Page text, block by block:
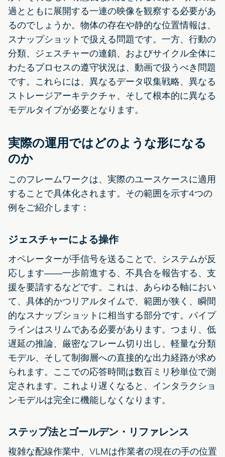
過とともに展開する一連の映像を観察する必要があ
るのでしょうか。物体の存在や静的な位置情報は、
スナップショットで扱える問題です。一方、行動の
分類、ジェスチャーの連鎖、およびサイクル全体に
わたるプロセスの遵守状況は、動画で扱うべき問題
です。これらには、異なるデータ収集戦略、異なる
ストレージアーキテクチャ、そして根本的に異なる
モデルタイプが必要となります。
実際の運用ではどのような形になる
のか
このフレームワークは、実際のユースケースに適用
することで具体化されます。その範囲を示す4つの
例をご紹介します：
ジェスチャーによる操作
オペレーターが手信号を送ることで、システムが反
応します――一歩前進する、不具合を報告する、支
援を要請するなどです。これは、あらゆる軸におい
て、具体的かつリアルタイムで、範囲が狭く、瞬間
的なスナップショットに相当する部分です。パイプ
ラインはスリムである必要があります。つまり、低
遅延の推論、厳密なフレーム切り出し、軽量な分類
モデル、そして制御層への直接的な出力経路が求め
られます。ここでの応答時間は数百ミリ秒単位で測
定されます。これより遅くなると、インタラクショ
ンモデルは完全に機能しなくなります。
ステップ法とゴールデン・リファレンス
複雑な配線作業中、VLMは作業者の現在の手の位置